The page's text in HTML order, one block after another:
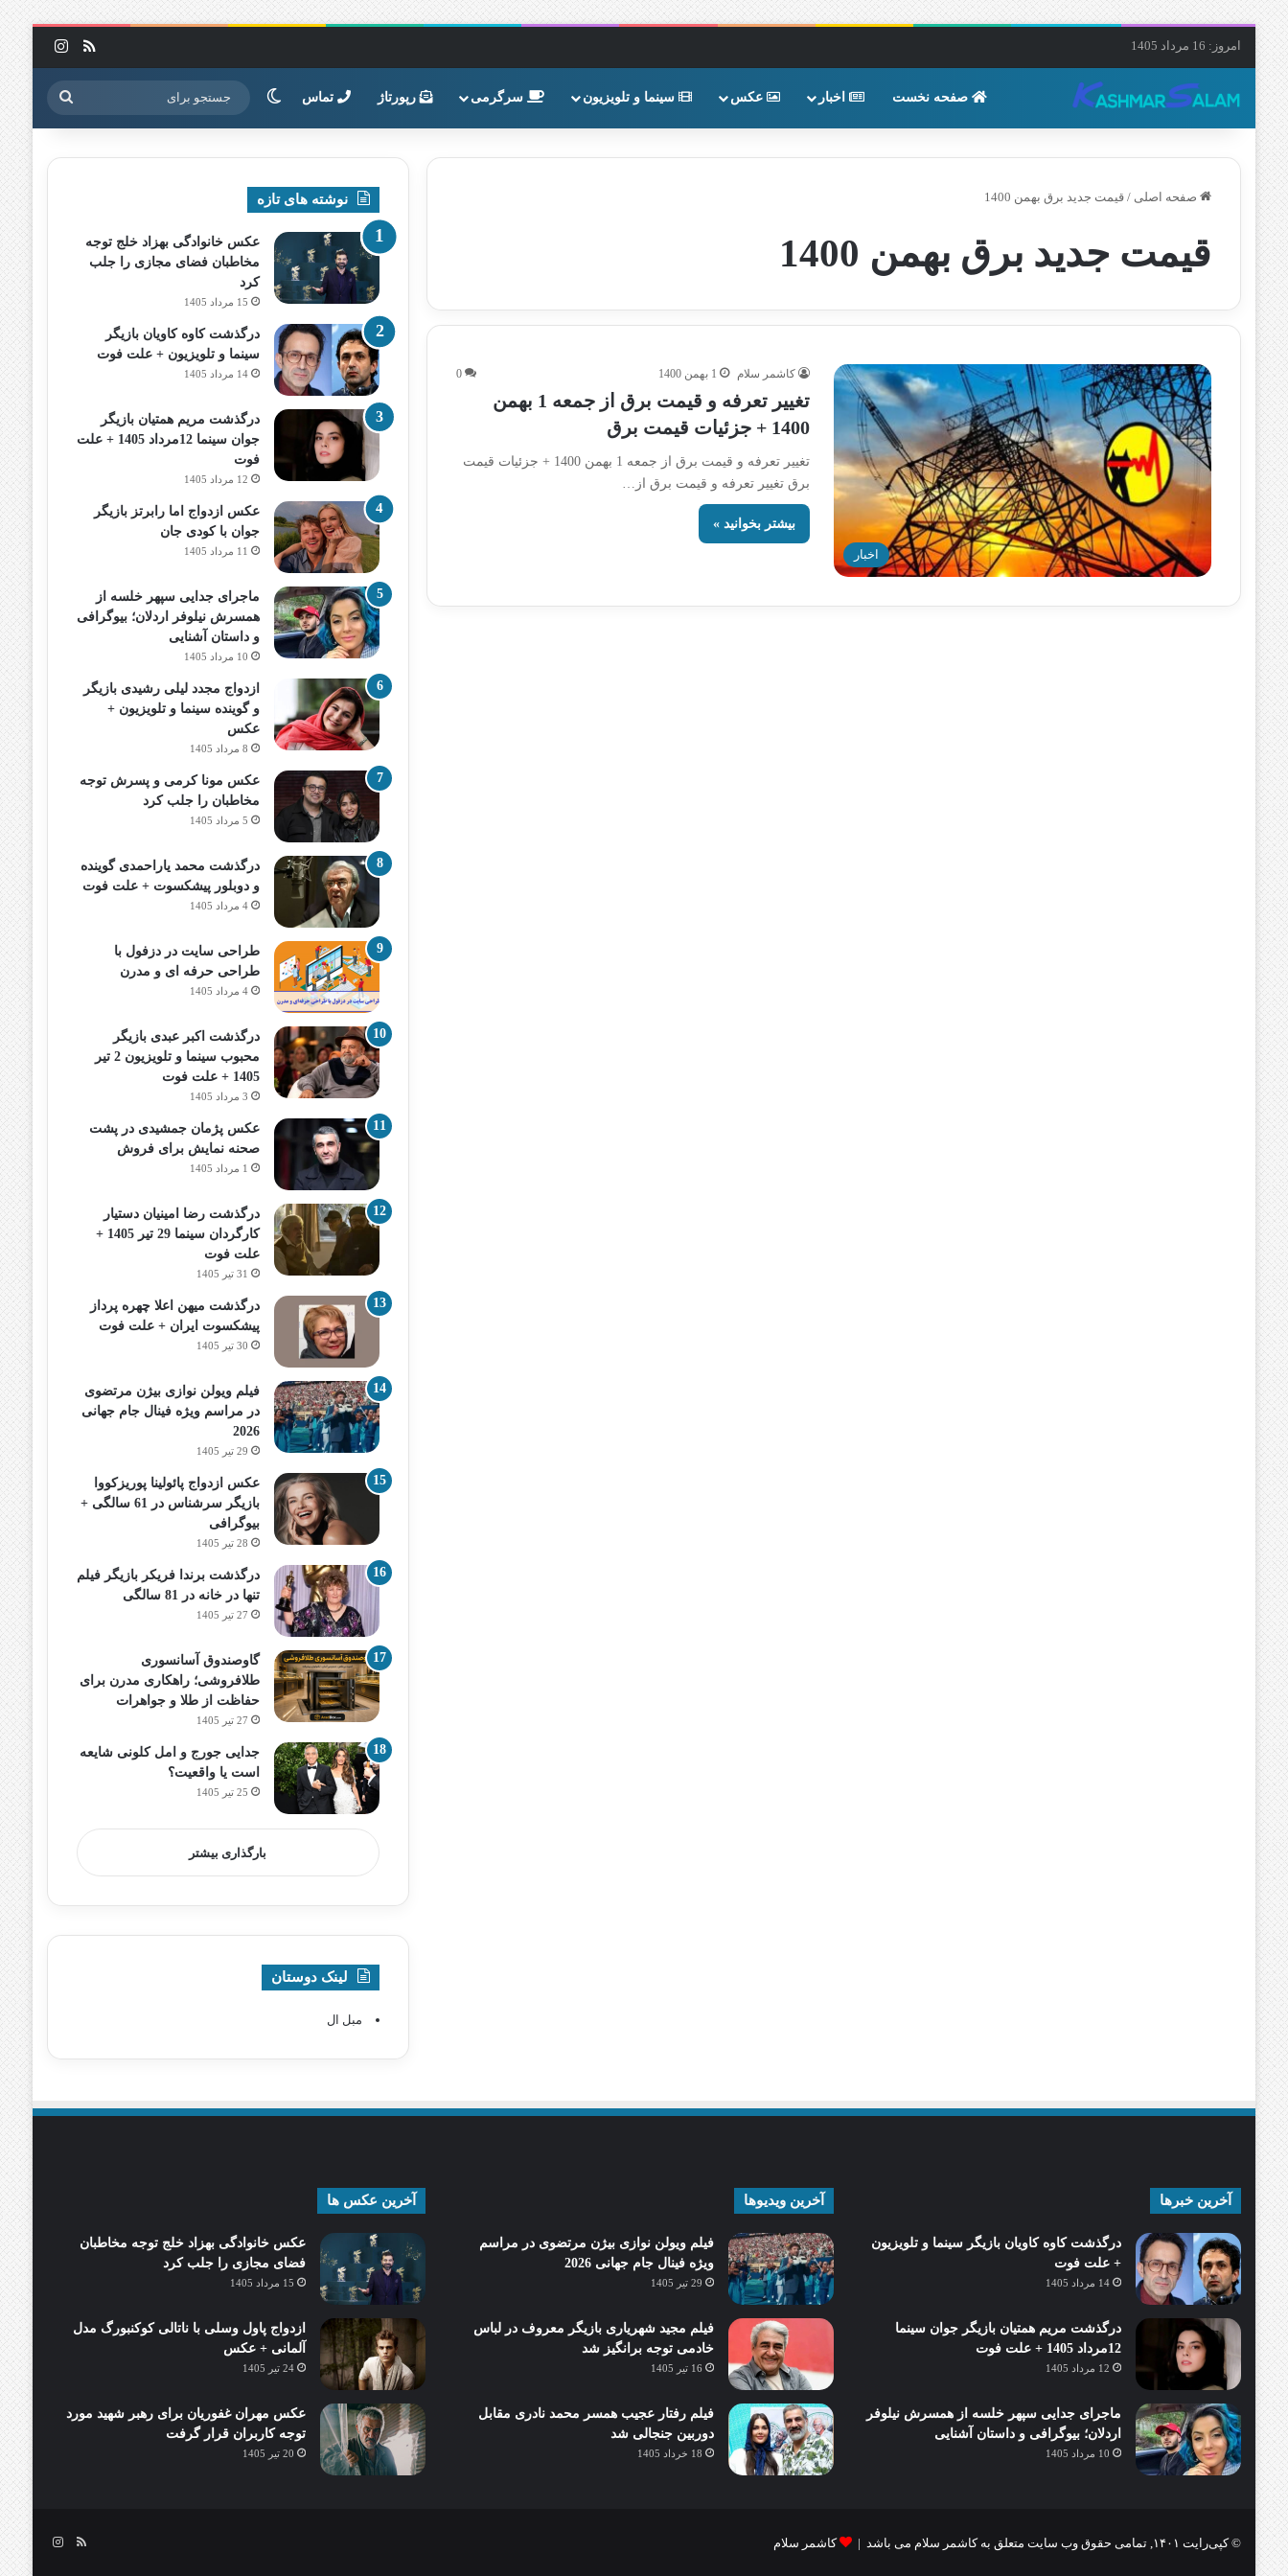
امروز: 16 مرداد 1405 خوراک
صفحه نخست اخبار عکس سینما و تلویزیون سرگرمی رپورتاژ تماس تغییر پوسته جستجو
برای
صفحه اصلی / قیمت جدید برق بهمن 1400
قیمت جدید برق بهمن 1400
اخبار
کاشمر سلام 1 بهمن 1400 0
تغییر تعرفه و قیمت برق از جمعه 1 بهمن
1400 + جزئیات قیمت برق
تغییر تعرفه و قیمت برق از جمعه 1 بهمن 1400 + جزئیات قیمت
برق تغییر تعرفه و قیمت برق از…
بیشتر بخوانید »
نوشته های تازه
عکس خانوادگی بهزاد خلج توجه
مخاطبان فضای مجازی را جلب
کرد
15 مرداد 1405
درگذشت کاوه کاویان بازیگر
سینما و تلویزیون + علت فوت
14 مرداد 1405
درگذشت مریم همتیان بازیگر
جوان سینما 12مرداد 1405 + علت
فوت
12 مرداد 1405
عکس ازدواج اما رابرتز بازیگر
جوان با کودی جان
11 مرداد 1405
ماجرای جدایی سپهر خلسه از
همسرش نیلوفر اردلان؛ بیوگرافی
و داستان آشنایی
10 مرداد 1405
ازدواج مجدد لیلی رشیدی بازیگر
و گوینده سینما و تلویزیون +
عکس
8 مرداد 1405
عکس مونا کرمی و پسرش توجه
مخاطبان را جلب کرد
5 مرداد 1405
درگذشت محمد یاراحمدی گوینده
و دوبلور پیشکسوت + علت فوت
4 مرداد 1405
طراحی سایت در دزفول با
طراحی حرفه‌ ای و مدرن
4 مرداد 1405
درگذشت اکبر عبدی بازیگر
محبوب سینما و تلویزیون 2 تیر
1405 + علت فوت
3 مرداد 1405
عکس پژمان جمشیدی در پشت
صحنه نمایش برای فروش
1 مرداد 1405
درگذشت رضا امینیان دستیار
کارگردان سینما 29 تیر 1405 +
علت فوت
31 تیر 1405
درگذشت میهن اعلا چهره پرداز
پیشکسوت ایران + علت فوت
30 تیر 1405
فیلم ویولن نوازی بیژن مرتضوی
در مراسم ویژه فینال جام جهانی
2026
29 تیر 1405
عکس ازدواج پائولینا پوریزکووا
بازیگر سرشناس در 61 سالگی +
بیوگرافی
28 تیر 1405
درگذشت برندا فریکر بازیگر فیلم
تنها در خانه در 81 سالگی
27 تیر 1405
گاوصندوق آسانسوری
طلافروشی؛ راهکاری مدرن برای
حفاظت از طلا و جواهرات
27 تیر 1405
جدایی جورج و امل کلونی شایعه
است یا واقعیت؟
25 تیر 1405
بارگذاری بیشتر
لینک دوستان
مبل ال
آخرین خبرها
درگذشت کاوه کاویان بازیگر سینما و تلویزیون
+ علت فوت
14 مرداد 1405
درگذشت مریم همتیان بازیگر جوان سینما
12مرداد 1405 + علت فوت
12 مرداد 1405
ماجرای جدایی سپهر خلسه از همسرش نیلوفر
اردلان؛ بیوگرافی و داستان آشنایی
10 مرداد 1405
آخرین ویدیوها
فیلم ویولن نوازی بیژن مرتضوی در مراسم
ویژه فینال جام جهانی 2026
29 تیر 1405
فیلم مجید شهریاری بازیگر معروف در لباس
خادمی توجه برانگیز شد
16 تیر 1405
فیلم رفتار عجیب همسر محمد نادری مقابل
دوربین جنجالی شد
18 خرداد 1405
آخرین عکس ها
عکس خانوادگی بهزاد خلج توجه مخاطبان
فضای مجازی را جلب کرد
15 مرداد 1405
ازدواج پاول وسلی با ناتالی کوکنبورگ مدل
آلمانی + عکس
24 تیر 1405
عکس مهران غفوریان برای رهبر شهید مورد
توجه کاربران قرار گرفت
20 تیر 1405
© کپی‌رایت ۱۴۰۱, تمامی حقوق وب سایت متعلق به کاشمر سلام می باشد | کاشمر سلام خوراکاینستاگرام